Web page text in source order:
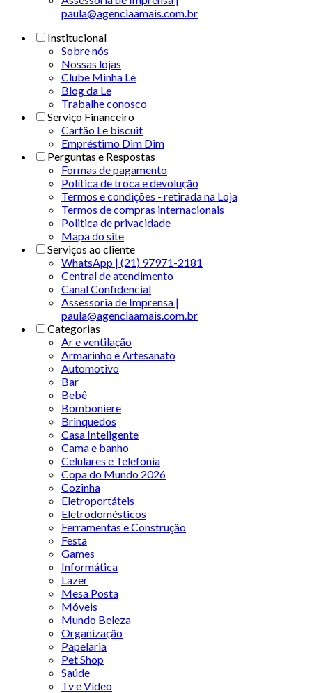
paula@agenciaamais.com.br
Institucional
Sobre nós
Nossas lojas
Clube Minha Le
Blog da Le
Trabalhe conosco
Serviço Financeiro
Cartão Le biscuit
Empréstimo Dim Dim
Perguntas e Respostas
Formas de pagamento
Política de troca e devolução
Termos e condições - retirada na Loja
Termos de compras internacionais
Politica de privacidade
Mapa do site
Serviços ao cliente
WhatsApp | (21) 97971-2181
Central de atendimento
Canal Confidencial
Assessoria de Imprensa |
paula@agenciaamais.com.br
Categorias
Ar e ventilação
Armarinho e Artesanato
Automotivo
Bar
Bebê
Bomboniere
Brinquedos
Casa Inteligente
Cama e banho
Celulares e Telefonia
Copa do Mundo 2026
Cozinha
Eletroportáteis
Eletrodomésticos
Ferramentas e Construção
Festa
Games
Informática
Lazer
Mesa Posta
Móveis
Mundo Beleza
Organização
Papelaria
Pet Shop
Saúde
Tv e Vídeo